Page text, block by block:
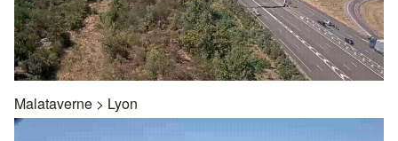
Malataverne > Lyon